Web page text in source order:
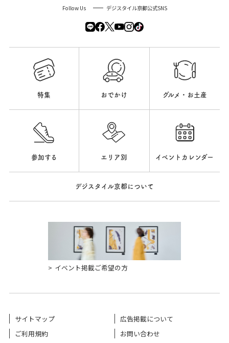
Follow Us デジスタイル京都公式SNS
特集 おでかけ グルメ・お土産
参加する エリア別 イベントカレンダー
デジスタイル京都について
イベント掲載ご希望の方
サイトマップ
広告掲載について
ご利用規約
お問い合わせ